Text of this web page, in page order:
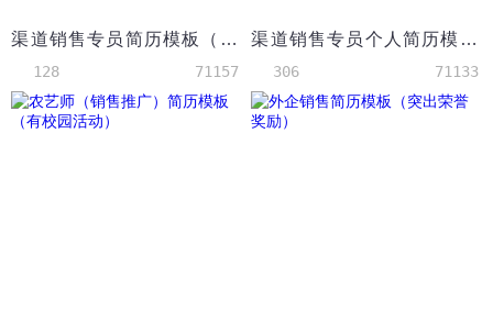
渠道销售专员简历模板（突出技能证书）
128 71157
渠道销售专员个人简历模板（突出荣誉奖励）
306 71133